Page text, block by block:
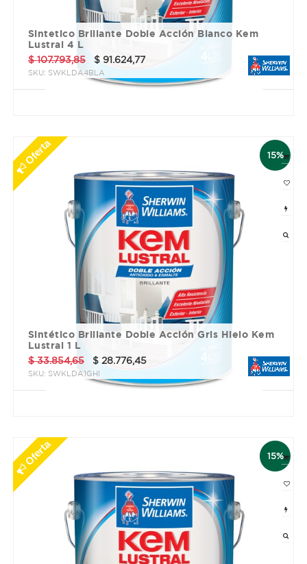
Sintetico Brillante Doble Acción Blanco Kem
Lustral 4 L
$107.793,85 $ 91.624,77
SKU: SWKLDA4BLA
15%
Oferta
Sintético Brillante Doble Acción Gris Hielo Kem
Lustral 1 L
$33.854,65 $ 28.776,45
SKU: SWKLDA1GHI
15%
Oferta